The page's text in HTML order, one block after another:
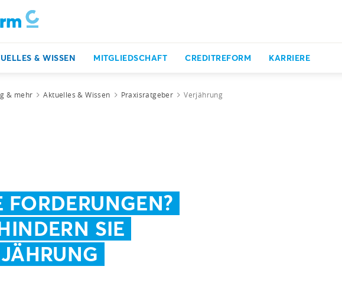
& WISSEN MITGLIEDSCHAFT CREDITREFORM KARRIERE
& mehr Aktuelles & Wissen Praxisratgeber Verjährung
FORDERUNGEN?
SIE